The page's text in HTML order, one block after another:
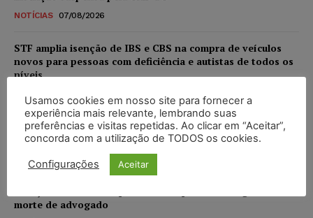
NOTÍCIAS 07/08/2026
STF amplia isenção de IBS e CBS na compra de veículos
novos para pessoas com deficiência e autistas de todos os
níveis
Justiça do Trabalho mantém justa causa de empregado que
vendia canetas emagrecedoras no local de trabalho
NOTÍCIAS 07/08/2026
morte de advogado
Usamos cookies em nosso site para fornecer a
experiência mais relevante, lembrando suas
preferências e visitas repetidas. Ao clicar em “Aceitar”,
concorda com a utilização de TODOS os cookies.
Configurações Aceitar